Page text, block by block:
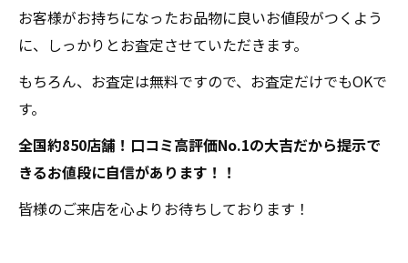
お客様がお持ちになったお品物に良いお値段がつくよう
に、しっかりとお査定させていただきます。
もちろん、お査定は無料ですので、お査定だけでもOKで
す。
全国約850店舗！口コミ高評価No.1の大吉だから提示で
きるお値段に自信があります！！
皆様のご来店を心よりお待ちしております！